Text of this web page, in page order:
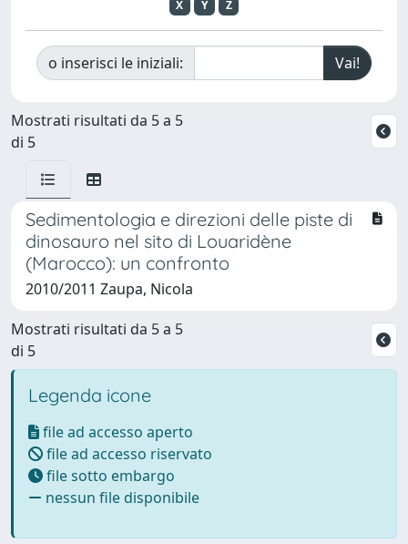
X
Y Z
o inserisci le iniziali:
Mostrati risultati da 5 a 5
di 5
Sedimentologia e direzioni delle piste di
dinosauro nel sito di Louaridène
(Marocco): un confronto
2010/2011 Zaupa, Nicola
Mostrati risultati da 5 a 5
di 5
Legenda icone
file ad accesso aperto
file ad accesso riservato
file sotto embargo
nessun file disponibile